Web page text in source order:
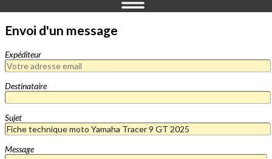
Envoi d'un message
Expéditeur
Destinataire
Sujet
Message